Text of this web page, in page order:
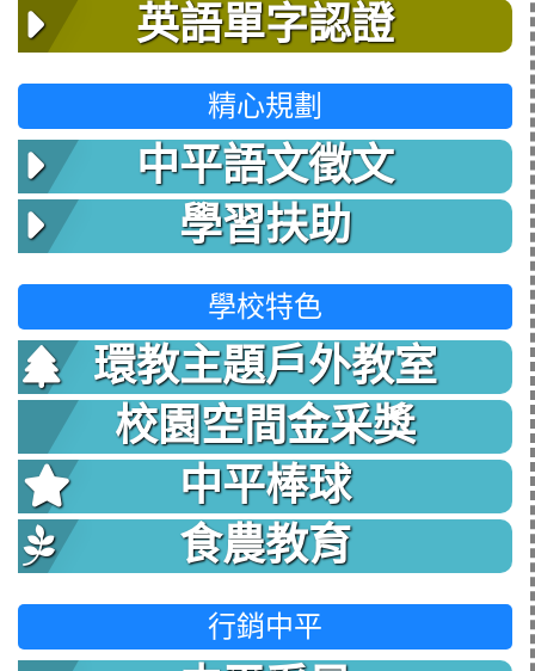
英語單字認證
精心規劃
中平語文徵文
學習扶助
學校特色
環教主題戶外教室
校園空間金采獎
中平棒球
食農教育
行銷中平